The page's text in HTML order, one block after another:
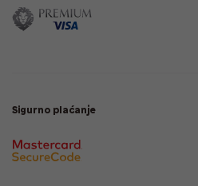
Sigurno plaćanje